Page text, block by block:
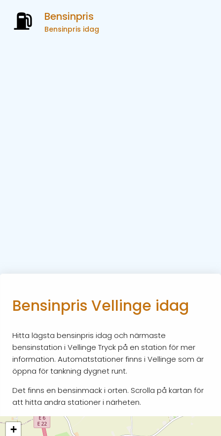
Bensinpris
Bensinpris idag
Bensinpris Vellinge idag
Hitta lägsta bensinpris idag och närmaste
bensinstation i Vellinge Tryck på en station för mer
information. Automatstationer finns i Vellinge som är
öppna för tankning dygnet runt.
Det finns en bensinmack i orten. Scrolla på kartan för
att hitta andra stationer i närheten.
+